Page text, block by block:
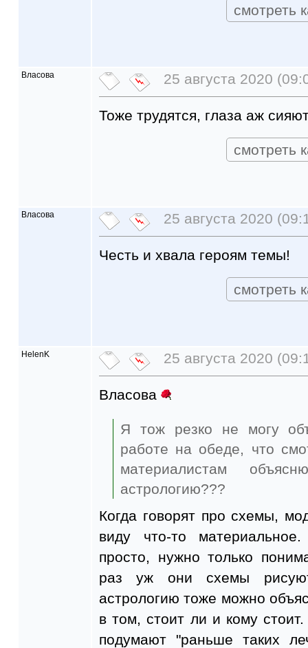
смотреть
Власова 25 августа 2020
Тоже трудятся, глаза аж
смотреть
Власова 25 августа 2020
Честь и хвала героям темы!
смотреть
HelenK 25 августа 2020
Власова
Я тож резко не могу
работе на обеде, что
материалистам
астрологию???
Когда говорят про схемы,
виду что-то
просто, нужно только
раз уж они схемы
астрологию тоже можно
в том, стоит ли и кому
подумают "раньше таких